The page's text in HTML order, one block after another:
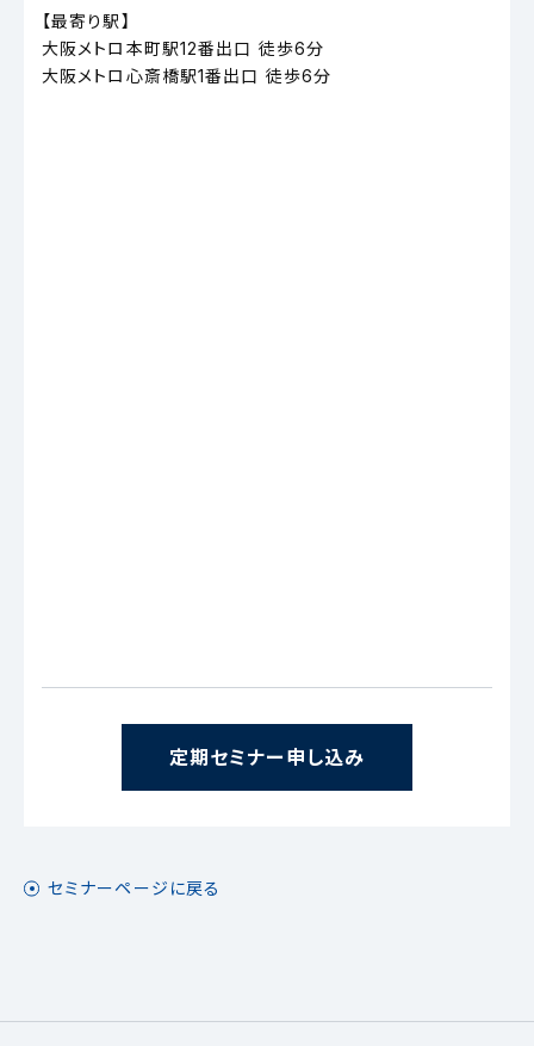
【最寄り駅】
大阪メトロ本町駅12番出口 徒歩6分
大阪メトロ心斎橋駅1番出口 徒歩6分
定期セミナー申し込み
セミナーページに戻る